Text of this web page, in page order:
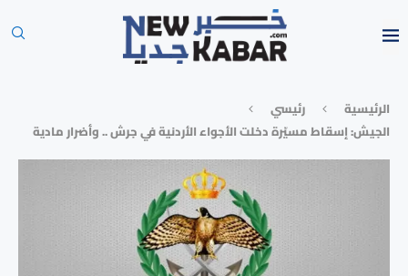
الرئيسية
رئيسي
الجيش: إسقاط مسيّرة دخلت الأجواء الأردنية في جرش .. وأضرار مادية